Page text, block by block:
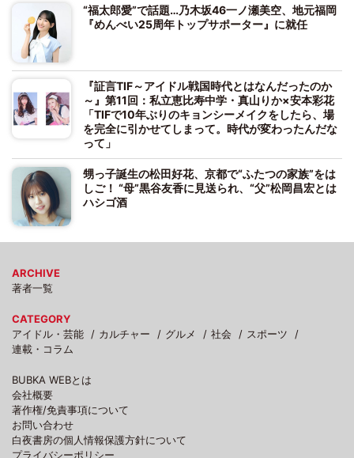
“福太郎愛”で話題…乃木坂46一ノ瀬美空、地元福岡
『めんべい25周年トップサポーター』に就任
『証言TIF～アイドル戦国時代とはなんだったのか
～』第11回：私立恵比寿中学・真山りか×安本彩花
「TIFで10年ぶりのキョンシーメイクをしたら、場
を完全に引かせてしまって。時代が変わったんだな
って」
甥っ子誕生の松田好花、京都で“ふたつの家族”をは
しご！ “母”黒谷友香に見送られ、“父”松岡昌宏とは
ハシゴ酒
ARCHIVE
著者一覧
CATEGORY
アイドル・芸能
カルチャー グルメ 社会
スポーツ
連載・コラム
BUBKA WEBとは
会社概要
著作権/免責事項について
お問い合わせ
白夜書房の個人情報保護方針について
プライバシーポリシー